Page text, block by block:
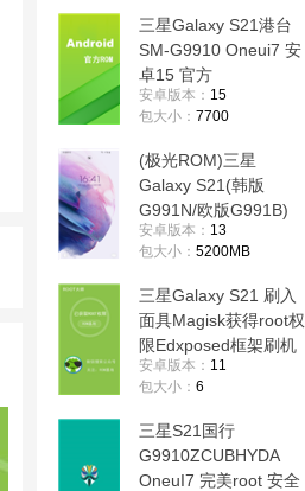
三星Galaxy S21港台
SM-G9910 Oneui7 安
卓15 官方
G9910ZHUBHYD9纯
净原版 线刷包
安卓版本： 15
包大小： 7700
(极光ROM)三星
Galaxy S21(韩版
G991N/欧版G991B)
OneUI5.0猎户全系列
E2100 G99XX V20.0
Android13 WAF
ROOT卡刷包
安卓版本： 13
包大小： 5200MB
三星Galaxy S21 刷入
面具Magisk获得root权
限Edxposed框架刷机
救砖
安卓版本： 11
包大小： 6
三星S21国行
G9910ZCUBHYDA
OneuI7 完美root 安全